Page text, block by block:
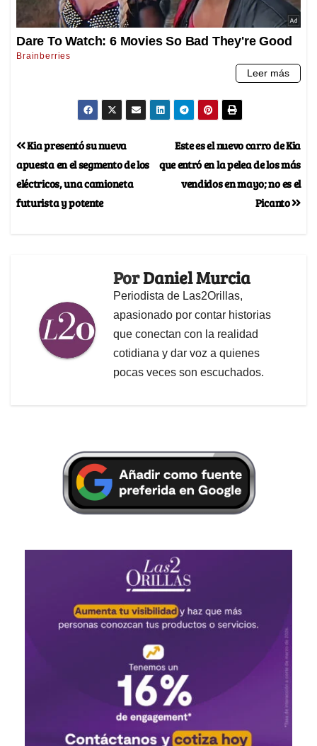
Este es el nuevo carro de Kia
que entró en la pelea de los más
vendidos en mayo; no es el
Picanto
Kia presentó su nueva
apuesta en el segmento de los
eléctricos, una camioneta
futurista y potente
PorDaniel Murcia
Periodista de Las2Orillas,
apasionado por contar historias
que conectan con la realidad
cotidiana y dar voz a quienes
pocas veces son escuchados.